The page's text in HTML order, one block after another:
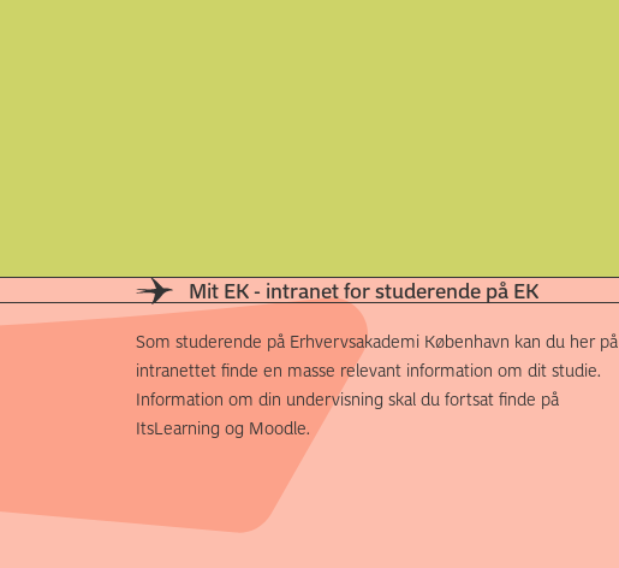
Mit EK - intranet for studerende på EK
Som studerende på Erhvervsakademi København kan du her på
intranettet finde en masse relevant information om dit studie.
Information om din undervisning skal du fortsat finde på
ItsLearning og Moodle.